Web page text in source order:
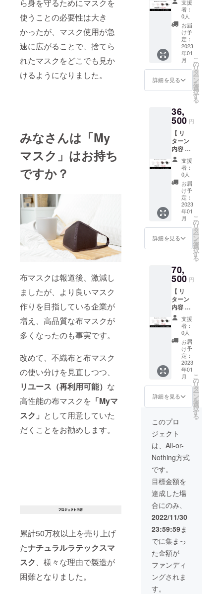
ら身を守るためにマスクを
使うことの必要性は大き
かったが、マスク使用が急
速に広がることで、捨てら
れたマスクをどこでも見か
けるようになりました。
みなさんは「My
マスク」はお持ち
ですか？
布マスクは報道後、激減し
ましたが、より良いマスク
作りを目指している企業が
増え、高品質な布マスクが
多くなったのも事実です。
改めて、不織布と布マスク
の使い分けを見直しつつ、
リユース（再利用可能） な
高性能の布マスクを 「Myマ
スク」 として用意していた
だくことをお勧めします。
累計50万枚以上を売り上げ
たナチュラルラテックスマ
スク、様々な理由で製造が
困難となりました。
ます。■
お届け
予定は
コロナ
禍の影
響によ
り、
１ヶ月
能性が
ござい
（随時
メール
にてお
知らせ
いたし
ま
す。）
予め、
ご理
解・ご
了承の
程、宜
しくお
願いい
たしま
す。 【
特記注
意事項
】 ■ラ
スアレ
ルギー
の方は
ご使用
をお控
えくだ
さい。■
プロ
ジェク
ト達成
後、４
色内で
一部の
カラー
が極端
に少な
い注文
になっ
た場合
は他の
カラー
に調整
してい
ただく
場合が
（メー
ルでご
連絡い
たしま
め、ご
理解・
ご了承
くださ
いま
デック
ス19%
アジャ
ス
ター：
金具 【
購入に
ついて
】 ■同
なるカ
ラーや
する場
合は
別々の
決済を
お願い
いたし
ます。■
お届け
予定は
コロナ
禍の影
響によ
り、
１ヶ月
能性が
ござい
（随時
メール
にてお
知らせ
いたし
ま
す。）
予め、
ご理
解・ご
了承の
程、宜
しくお
願いい
たしま
す。 【
特記注
意事項
】 ■ラ
スアレ
ルギー
の方は
ご使用
をお控
えくだ
プロ
ジェク
ト達成
後、４
色内で
一部の
カラー
が極端
に少な
い注文
になっ
た場合
は他の
カラー
合がご
ざいま
す 【 素
材 】 外
側：ポ
リエス
テル
88%・
デック
ス12%
テック
ス100%
内側：
ナイロ
ン
81%・
スパン
デック
ス19%
アジャ
ター：
金具 【
購入に
ついて
数で異
なるカ
を購入
する場
合は
別々の
決済を
お願い
いたし
ます。■
お届け
予定は
コロナ
禍の影
響によ
り、
れる可
能性が
ます。
（随時
メール
にてお
知らせ
いたし
す。）
予め、
ご理
解・ご
了承の
程、宜
しくお
願いい
たしま
す。 【
特記注
意事項
】 ■ラ
テック
Ｍ ：
17・
14・13-
Ｌ ：
19・
16・14-
24 Ｘ
Ｌ：
21・
17・14-
は新開
発のた
載の採
寸が予
告なく
変更に
なる場
合がご
ざいま
材 】 外
側：ポ
リエス
テル
スパン
デック
天然ラ
テック
ス100%
内側：
ナイロ
ン
81%・
スパン
デック
ス19%
アジャ
ター：
金具 【
購入に
】 ■同
数で異
ラーや
サイズ
を購入
する場
合は
別々の
お願い
いたし
ます。■
お届け
予定は
コロナ
禍の影
響によ
り、
１ヶ月
以上遅
れる可
能性が
ござい
【 カ
ラー 】
ホワイ
ト／ベ
ビーピ
ンク／
ブラウ
ン／ブ
ラック
【 サイ
ジャス
ター
(cm)
Ｓ ：
16.4・
12・12-
21
Ｍ ：
17・
14・13-
Ｌ ：
19・
16・14-
24 Ｘ
Ｌ：
21・
17・14-
は新開
発のた
載の採
寸が予
告なく
変更に
なる場
合がご
ざいま
材 】 外
側：ポ
リエス
テル
スパン
デック
中側：
テック
ス100%
内側：
ナイロ
81%・
スパン
デック
アジャ
ス
ター：
金具 【
購入に
ついて
】 ■同
数で異
なるカ
ラーや
ラルラ
テック
スマス
ク（３
０枚＋
送料
込） 【
価格 】
30300
円 →
22700
円 ※通
価格で
はなく
クラウ
ドファ
ンディ
ング特
別価格
【 カ
ラー 】
ホワイ
ト／ベ
ビーピ
ンク／
ブラウ
ン／ブ
ラック
【 サイ
ジャス
ター
(cm)
Ｓ ：
16.4・
12・12-
21
Ｍ ：
17・
14・13-
Ｌ ：
19・
16・14-
24 Ｘ
Ｌ：
21・
17・14-
サイズ
発のた
め、記
寸が予
なる場
合がご
ざいま
す 【 素
材 】 外
リエス
テル
88%・
スパン
デック
ス12%
中側：
支援
者：
0人
お届
け予
定：
2023
年01
月
詳細を見る
こ
の
リ
タ
ー
ン
を
選
択
す
る
36,
500 円
【 リ
ターン
内容 】
ナチュ
ラルラ
テック
スマス
ク（５
０枚＋
送料
込） 【
価格 】
50100
円 →
36500
円 ※通
価格で
はなく
クラウ
ドファ
ンディ
ング特
別価格
【 カ
ラー 】
ホワイ
ト／ベ
ビーピ
ンク／
ブラウ
ン／ブ
ラック
【 サイ
さ・ア
ジャス
ター
(cm)
Ｓ ：
16.4・
Ｍ ：
17・
14・13-
22
Ｌ ：
19・
16・14-
24 Ｘ
Ｌ：
21・
17・14-
24 ※XL
サイズ
支援
者：
0人
お届
け予
定：
2023
年01
月
詳細を見る
こ
の
リ
タ
ー
ン
を
選
択
す
る
70,
500 円
【 リ
ターン
内容 】
ナチュ
ラルラ
テック
スマス
ク（１
００枚
＋送料
込） 【
価格 】
99600
円 →
70500
円 ※通
常販売
価格で
はなく
クラウ
ドファ
ンディ
【 カ
ラー 】
ホワイ
ト／ベ
ビーピ
ンク／
ブラウ
ン／ブ
ラック
【 サイ
ズ 】 横
幅・高
さ・ア
支援
者：
0人
お届
け予
定：
2023
年01
月
詳細を見る
こ
の
リ
タ
ー
ン
を
選
択
す
る
このプロ
ジェクト
は、All-or-
Nothing方式
です。
目標金額を
達成した場
合にのみ、
2022/11/30
23:59:59ま
でに集まっ
た金額が
ファンディ
ングされま
す。